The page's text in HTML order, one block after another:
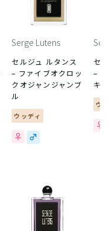
Serge Lutens
セルジュ ルタンス
– ファイブオクロッ
クオジャンジャンブ
ル
ウッディ
セ
–
キ
ウ